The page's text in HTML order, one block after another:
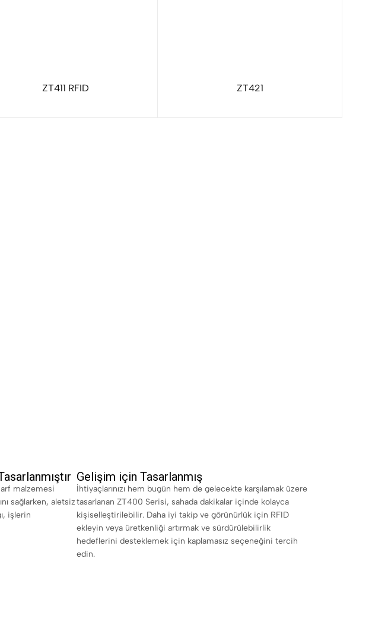
ZT411 RFID ZT421
malzemesi
sağlarken, aletsiz
işlerin
Gelişim için Tasarlanmış
İhtiyaçlarınızı hem bugün hem de gelecekte karşılamak üzere
tasarlanan ZT400 Serisi, sahada dakikalar içinde kolayca
kişiselleştirilebilir. Daha iyi takip ve görünürlük için RFID
ekleyin veya üretkenliği artırmak ve sürdürülebilirlik
hedeflerini desteklemek için kaplamasız seçeneğini tercih
edin.